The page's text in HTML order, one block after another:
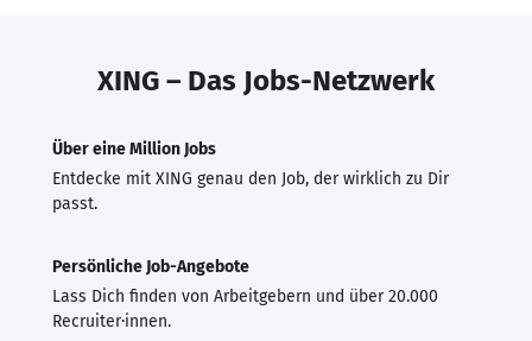
XING – Das Jobs-Netzwerk
Über eine Million Jobs
Entdecke mit XING genau den Job, der wirklich zu Dir
passt.
Persönliche Job-Angebote
Lass Dich finden von Arbeitgebern und über 20.000
Recruiter·innen.